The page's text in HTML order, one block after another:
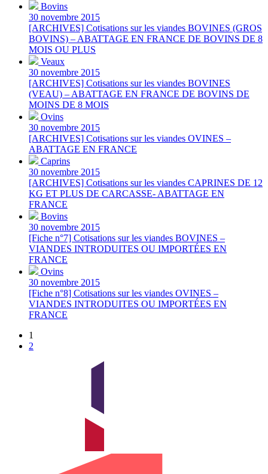
Bovins
30 novembre 2015
[ARCHIVES] Cotisations sur les viandes BOVINES (GROS
BOVINS) – ABATTAGE EN FRANCE DE BOVINS DE 8
MOIS OU PLUS
Veaux
30 novembre 2015
[ARCHIVES] Cotisations sur les viandes BOVINES
(VEAU) – ABATTAGE EN FRANCE DE BOVINS DE
MOINS DE 8 MOIS
Ovins
30 novembre 2015
[ARCHIVES] Cotisations sur les viandes OVINES –
ABATTAGE EN FRANCE
Caprins
30 novembre 2015
[ARCHIVES] Cotisations sur les viandes CAPRINES DE 12
KG ET PLUS DE CARCASSE- ABATTAGE EN
FRANCE
Bovins
30 novembre 2015
[Fiche n°7] Cotisations sur les viandes BOVINES –
VIANDES INTRODUITES OU IMPORTÉES EN
FRANCE
Ovins
30 novembre 2015
[Fiche n°8] Cotisations sur les viandes OVINES –
VIANDES INTRODUITES OU IMPORTÉES EN
FRANCE
1
2